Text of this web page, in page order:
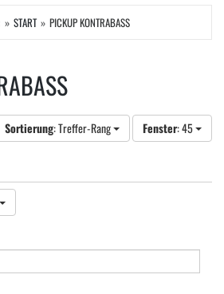
START PICKUP KONTRABASS
Sortierung: Treffer-Rang Fenster: 45